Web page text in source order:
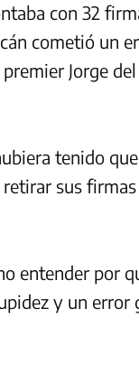
con 32
cometió un
Jorge
tenido
sus
entender por
y un